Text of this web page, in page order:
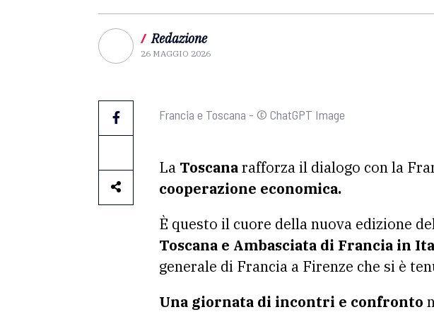
/ Redazione
26 MAGGIO 2026
Francia e Toscana - © ChatGPT Image
La Toscanarafforza il dialogo con la
cooperazione economica.
È questo il cuore della nuova edizione
Toscana e Ambasciata di Francia in
generale di Francia a Firenze che si è
Una giornata di incontri e confronto